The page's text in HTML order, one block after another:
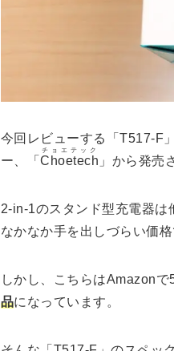
今回レビューする「T517-F
ー、「 Choetech
チョエテック
」から発売
2-in-1のスタンド型充電器は
なかなか手を出しづらい価格
しかし、こちらはAmazonで
品になっています。